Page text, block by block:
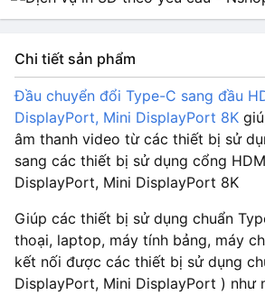
Chi tiết sản phẩm
Đầu chuyển đổi Type-C sang đầu
DisplayPort, Mini DisplayPort 8K
âm thanh video từ các thiết bị sử
sang các thiết bị sử dụng cổng
DisplayPort, Mini DisplayPort 8K
Giúp các thiết bị sử dụng chuẩn
thoại, laptop, máy tính bảng, máy
kết nối được các thiết bị sử dụng
DisplayPort, Mini DisplayPort ) như